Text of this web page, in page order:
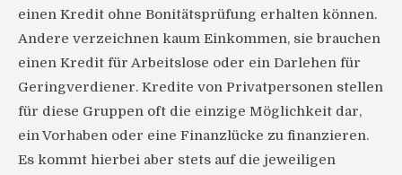
einen Kredit ohne Bonitätsprüfung erhalten können.
Andere verzeichnen kaum Einkommen, sie brauchen
einen Kredit für Arbeitslose oder ein Darlehen für
Geringverdiener. Kredite von Privatpersonen stellen
für diese Gruppen oft die einzige Möglichkeit dar,
ein Vorhaben oder eine Finanzlücke zu finanzieren.
Es kommt hierbei aber stets auf die jeweiligen